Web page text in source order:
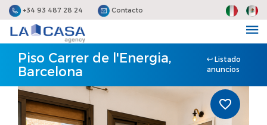
+34 93 487 28 24 Contacto
Piso Carrer de l'Energia,
Barcelona
Listado
anuncios